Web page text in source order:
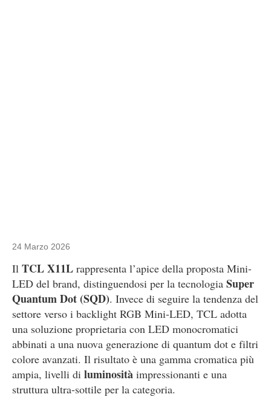
24 Marzo 2026
Il TCL X11L rappresenta l’apice della proposta Mini-
LED del brand, distinguendosi per la tecnologia Super
Quantum Dot (SQD). Invece di seguire la tendenza del
settore verso i backlight RGB Mini-LED, TCL adotta
una soluzione proprietaria con LED monocromatici
abbinati a una nuova generazione di quantum dot e filtri
colore avanzati. Il risultato è una gamma cromatica più
ampia, livelli di luminosità impressionanti e una
struttura ultra-sottile per la categoria.